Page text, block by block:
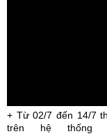
+ Từ 02/7 đến 14/7
trên hệ thống